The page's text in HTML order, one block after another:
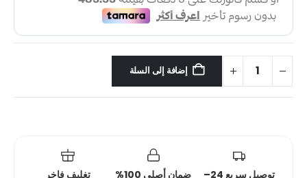
إضافة إلى السلة
توصيل سريع 24–
ضمان أصلي 100% تغليف فاخر